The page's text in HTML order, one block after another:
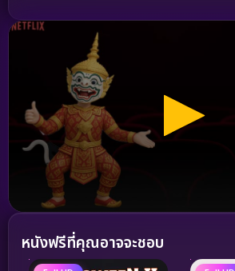
หนังฟรีที่คุณอาจจะชอบ